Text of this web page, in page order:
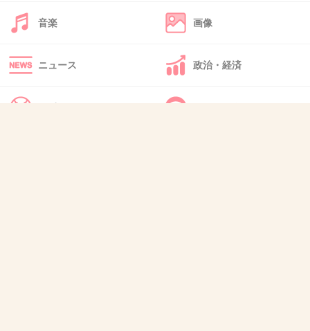
好きな相手でも気持ち悪いと思うのヤバイね
1件の返信
音楽 画像
ニュース 政治・経済